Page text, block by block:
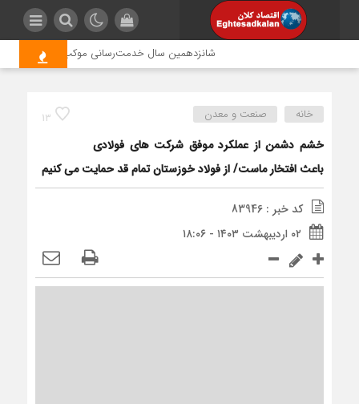
شانزدهمین سال خدمت‌رسانی موکب امام رضا (ع)
13 خانه صنعت و معدن
خشم دشمن از عملکرد موفق شرکت­ های فولادی
باعث افتخار ماست/ از فولاد خوزستان تمام قد حمایت می کنیم
کد خبر : 83946
۰۲ اردیبهشت ۱۴۰۳ - ۱۸:۰۶